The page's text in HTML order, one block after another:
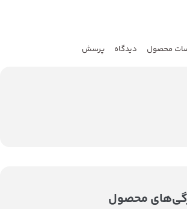
محصول دیدگاه پرسش
محصول